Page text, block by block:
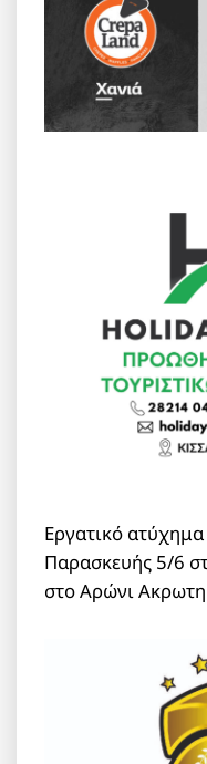
Εργατικό
Παρασκευής 5/6
στο Αρώνι